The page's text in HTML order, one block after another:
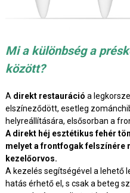
Mi a különbség a
között?
A direkt restauráció a
elszíneződött, esetleg
helyreállítására, elsősorban a
A direkt héj esztétikus fehér
melyet a frontfogak felszínére
kezelőorvos.
A kezelés segítségével a lehető
hatás érhető el, s csak a beteg